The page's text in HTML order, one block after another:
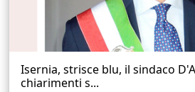
Isernia, strisce blu, il sindaco
chiarimenti s...